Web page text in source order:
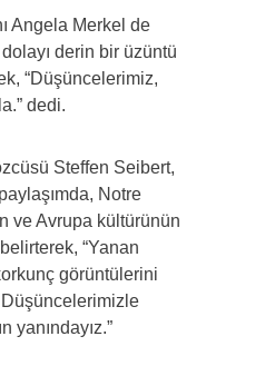
Angela Merkel de
derin bir üzüntü
“Düşüncelerimiz,
dedi.
Steffen Seibert,
Notre
ve Avrupa kültürünün
“Yanan
görüntülerini
Düşüncelerimizle
yanındayız.”